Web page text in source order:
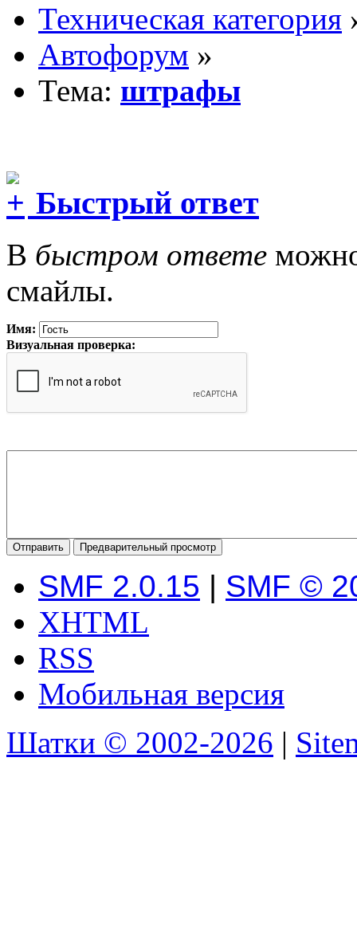
Техническая категория
Автофорум »
Тема: штрафы
Быстрый ответ
В быстром ответе
смайлы.
Имя:
Визуальная проверка:
SMF 2.0.15 | SMF ©
XHTML
RSS
Мобильная версия
Шатки © 2002-2026 |